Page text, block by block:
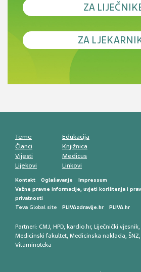
ZA
Debljina - od prevencije do
Novi pogled na migrenu:
razlike i nove terapije
smetnji do rane onkološke
ZA
Antikoagulansi u ljekarničkoj
Teme
Članci
Vijesti
Lijekovi
Edukacija
Knjižnica
Medicus
Linkovi
Kontakt Oglašavanje
Impressum
Važne pravne informacije, uvjeti korištenja i
privatnosti
Teva Global site PLIVAzdravlje.hr PLIVA.hr
Partneri: CMJ, HPD, kardio.hr, Liječnički vjesnik,
Medicinski fakultet, Medicinska naklada, ŠNZ,
Vitaminoteka